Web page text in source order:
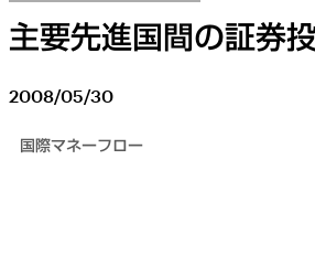
主要先進国間の証券
2008/05/30
国際マネーフロー